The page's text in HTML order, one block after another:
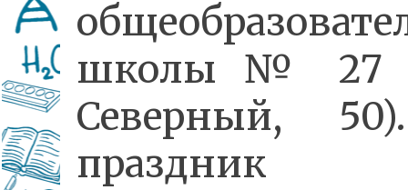
школы № 27
Северный,
праздник